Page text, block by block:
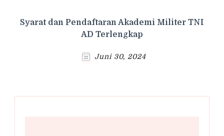
Syarat dan Pendaftaran Akademi Militer TNI
AD Terlengkap
Juni 30, 2024